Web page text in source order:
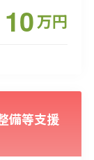
10万円
備等支援